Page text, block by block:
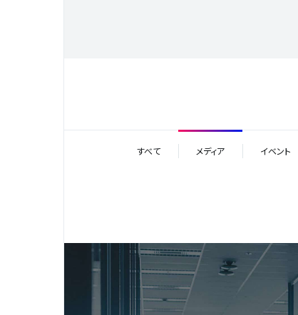
すべて メディア イベント